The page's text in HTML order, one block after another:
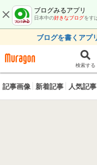
ブログみるアプリ
日本中の好きなブログをす
ブログを書くアプ
検索する
記事画像 新着記事 人気記事